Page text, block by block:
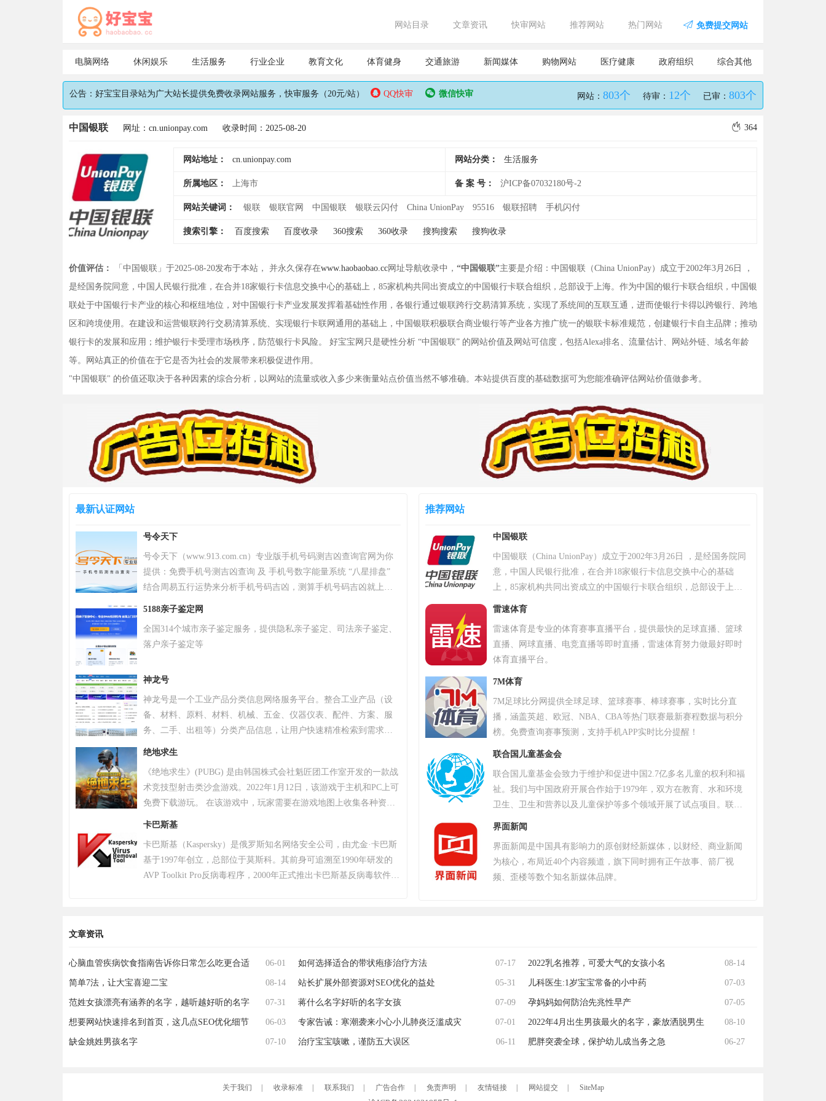
网站目录 文章资讯 快审网站 推荐网站 热门网站 免费提交网站
电脑网络 休闲娱乐 生活服务 行业企业 教育文化 体育健身 交通旅游 新闻媒体 购物网站 医疗健康 政府组织 综合其他
公告：好宝宝目录站为广大站长提供免费收录网站服务，快审服务（20元/站） QQ快审 微信快审 网站： 803个 待审： 12个 已审： 803个
中国银联 网址：cn.unionpay.com 收录时间：2025-08-20 364
网站地址： cn.unionpay.com 网站分类： 生活服务
所属地区： 上海市 备 案 号： 沪ICP备07032180号-2
网站关键词： 银联 银联官网 中国银联 银联云闪付 China UnionPay 95516 银联招聘 手机闪付
搜索引擎： 百度搜索 百度收录 360搜索 360收录 搜狗搜索 搜狗收录
价值评估： 「中国银联」于2025-08-20发布于本站， 并永久保存在www.haobaobao.cc网址导航收录中， “中国银联”主要是介绍：中国银联（China UnionPay）成立于2002年3月26日 ，
是经国务院同意，中国人民银行批准，在合并18家银行卡信息交换中心的基础上，85家机构共同出资成立的中国银行卡联合组织，总部设于上海。作为中国的银行卡联合组织，中国银
联处于中国银行卡产业的核心和枢纽地位，对中国银行卡产业发展发挥着基础性作用，各银行通过银联跨行交易清算系统，实现了系统间的互联互通，进而使银行卡得以跨银行、跨地
区和跨境使用。在建设和运营银联跨行交易清算系统、实现银行卡联网通用的基础上，中国银联积极联合商业银行等产业各方推广统一的银联卡标准规范，创建银行卡自主品牌；推动
银行卡的发展和应用；维护银行卡受理市场秩序，防范银行卡风险。 好宝宝网只是硬性分析 “中国银联” 的网站价值及网站可信度，包括Alexa排名、流量估计、网站外链、域名年龄
等。网站真正的价值在于它是否为社会的发展带来积极促进作用。
"中国银联" 的价值还取决于各种因素的综合分析，以网站的流量或收入多少来衡量站点价值当然不够准确。本站提供百度的基础数据可为您能准确评估网站价值做参考。
最新认证网站
号令天下
号令天下（www.913.com.cn）专业版手机号码测吉凶查询官网为你
提供：免费手机号测吉凶查询 及 手机号数字能量系统 “八星排盘”
结合周易五行运势来分析手机号码吉凶，测算手机号码吉凶就上号
令天下官网手机号码测吉凶查询系统，专业最新版、超准，靠谱！
5188亲子鉴定网
全国314个城市亲子鉴定服务，提供隐私亲子鉴定、司法亲子鉴定、
落户亲子鉴定等
神龙号
神龙号是一个工业产品分类信息网络服务平台。整合工业产品（设
备、材料、原料、材料、机械、五金、仪器仪表、配件、方案、服
务、二手、出租等）分类产品信息，让用户快速精准检索到需求产
品信息。同时设有产品排行 榜单、产品品牌、品牌排行、行业专
式宣传企业产品或服务，获得更多商机。
绝地求生
《绝地求生》(PUBG) 是由韩国株式会社魁匠团工作室开发的一款战
术竞技型射击类沙盒游戏。2022年1月12日，该游戏于主机和PC上可
免费下载游玩。 在该游戏中，玩家需要在游戏地图上收集各种资
源，并在不断缩小的安全区域内对抗其他玩家，让自己生存到最后
奖，且打破了7项吉尼斯纪录。 2018年8月9日，《绝地求生》官方宣
布，将开启“百日行动”，进行持续数月的自查运动，为玩家提供一个
更好的游戏体验；11月，有超过200万个账户被冻结。该游戏于2018
（绝地求生）游戏加入 2024沙特电竞世界杯。 2025年12月，入选
卡巴斯基
卡巴斯基（Kaspersky）是俄罗斯知名网络安全公司，由尤金·卡巴斯
基于1997年创立，总部位于莫斯科。其前身可追溯至1990年研发的
AVP Toolkit Pro反病毒程序，2000年正式推出卡巴斯基反病毒软件。
2024年6月遭全面封禁后宣布逐步退出美国市场。公司以“网络免疫”
为愿景，2019年品牌升级后聚焦全球化战略，在中国等重点市场保
持合作，曾中标中央政府采购项目并获2023年世界互联网大会科技
推荐网站
中国银联
中国银联（China UnionPay）成立于2002年3月26日 ，是经国务院同
意，中国人民银行批准，在合并18家银行卡信息交换中心的基础
上，85家机构共同出资成立的中国银行卡联合组织，总部设于上
海。作为中国的银行卡联合组织，中国银联处于中国银行卡产业的
行通过银联跨行交易清算系统，实现了系统间的互联互通，进而使
银行卡得以跨银行、跨地区和跨境使用。在建设和运营银联跨行交
易清算系统、实现银行卡联网通用的基础上，中国银联积极联合商
业银行等产业各方推广统一的银联卡标准规范，创建银行卡自主品
牌；推动银行卡的发展和应用；维护银行卡受理市场秩序，防范银
行卡风险。
雷速体育
雷速体育是专业的体育赛事直播平台，提供最快的足球直播、篮球
直播、网球直播、电竞直播等即时直播，雷速体育努力做最好即时
体育直播平台。
7M体育
7M足球比分网提供全球足球、篮球赛事、棒球赛事，实时比分直
播，涵盖英超、欧冠、NBA、CBA等热门联赛最新赛程数据与积分
榜。免费查询赛事预测，支持手机APP实时比分提醒！
联合国儿童基金会
联合国儿童基金会致力于维护和促进中国2.7亿多名儿童的权利和福
祉。我们与中国政府开展合作始于1979年，双方在教育、水和环境
卫生、卫生和营养以及儿童保护等多个领域开展了试点项目。联合
国儿童基金会还在灾害发生后及时提供紧急人道主义援助。
界面新闻
界面新闻是中国具有影响力的原创财经新媒体，以财经、商业新闻
为核心，布局近40个内容频道，旗下同时拥有正午故事、箭厂视
频、歪楼等数个知名新媒体品牌。
文章资讯
心脑血管疾病饮食指南告诉你日常怎么吃更合适 06-01 如何选择适合的带状疱疹治疗方法 07-17 2022乳名推荐，可爱大气的女孩小名 08-14
简单7法，让大宝喜迎二宝 08-14 站长扩展外部资源对SEO优化的益处 05-31 儿科医生:1岁宝宝常备的小中药 07-03
范姓女孩漂亮有涵养的名字，越听越好听的名字 07-31 蒋什么名字好听的名字女孩 07-09 孕妈妈如何防治先兆性早产 07-05
想要网站快速排名到首页，这几点SEO优化细节
你做到了吗？
06-03 专家告诫：寒潮袭来小心小儿肺炎泛滥成灾 07-01 2022年4月出生男孩最火的名字，豪放洒脱男生
起名
08-10
缺金姚姓男孩名字 07-10 治疗宝宝咳嗽，谨防五大误区 06-11 肥胖突袭全球，保护幼儿成当务之急 06-27
关于我们 收录标准 联系我们 广告合作 免责声明 友情链接 网站提交 SiteMap